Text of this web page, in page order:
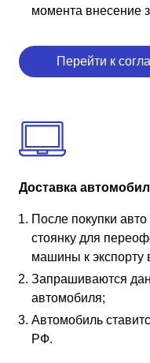
момента внесение
Перейти к
Доставка
После покупки
стоянку для
машины к экспорту
Запрашиваются
автомобиля;
Автомобиль
РФ.